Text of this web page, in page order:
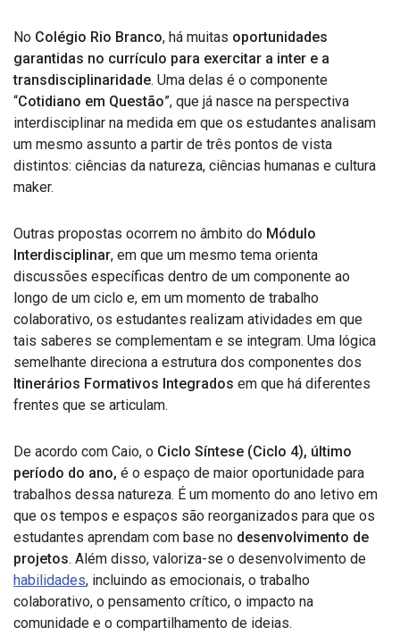
No Colégio Rio Branco, há muitas oportunidades
garantidas no currículo para exercitar a inter e a
transdisciplinaridade. Uma delas é o componente
“Cotidiano em Questão”, que já nasce na perspectiva
interdisciplinar na medida em que os estudantes analisam
um mesmo assunto a partir de três pontos de vista
distintos: ciências da natureza, ciências humanas e cultura
maker.
Outras propostas ocorrem no âmbito do Módulo
Interdisciplinar, em que um mesmo tema orienta
discussões específicas dentro de um componente ao
longo de um ciclo e, em um momento de trabalho
colaborativo, os estudantes realizam atividades em que
tais saberes se complementam e se integram. Uma lógica
semelhante direciona a estrutura dos componentes dos
Itinerários Formativos Integrados em que há diferentes
frentes que se articulam.
De acordo com Caio, o Ciclo Síntese (Ciclo 4), último
período do ano, é o espaço de maior oportunidade para
trabalhos dessa natureza. É um momento do ano letivo em
que os tempos e espaços são reorganizados para que os
estudantes aprendam com base no desenvolvimento de
projetos. Além disso, valoriza-se o desenvolvimento de
habilidades, incluindo as emocionais, o trabalho
colaborativo, o pensamento crítico, o impacto na
comunidade e o compartilhamento de ideias.